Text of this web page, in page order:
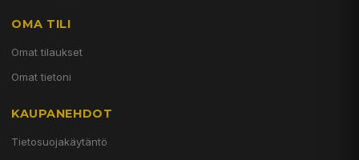
OMA TILI
Omat tilaukset
Omat tietoni
KAUPANEHDOT
Tietosuojakäytäntö